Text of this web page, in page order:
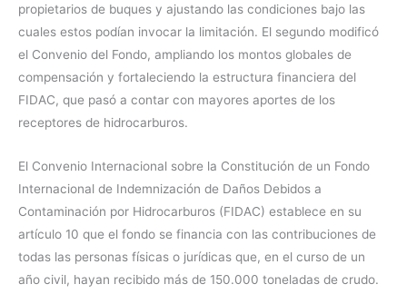
propietarios de buques y ajustando las condiciones bajo las
cuales estos podían invocar la limitación. El segundo modificó
el Convenio del Fondo, ampliando los montos globales de
compensación y fortaleciendo la estructura financiera del
FIDAC, que pasó a contar con mayores aportes de los
receptores de hidrocarburos.
El Convenio Internacional sobre la Constitución de un Fondo
Internacional de Indemnización de Daños Debidos a
Contaminación por Hidrocarburos (FIDAC) establece en su
artículo 10 que el fondo se financia con las contribuciones de
todas las personas físicas o jurídicas que, en el curso de un
año civil, hayan recibido más de 150.000 toneladas de crudo.